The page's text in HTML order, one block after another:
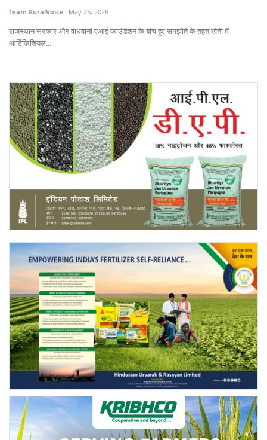
Agribusiness
Agritech
International
Rural Dialogue
Ground Report
Rural Connect
Gallery
National
Latest News
Agriculture Conclave and NACOF
Awards 2022
Agri Start-Ups
Language
English Hindi
Team RuralVoice May 25, 2026
राजस्थान सरकार और वाधवानी एआई फाउंडेशन के बीच हुए समझौते के तहत खेती में
आर्टिफिशियल...